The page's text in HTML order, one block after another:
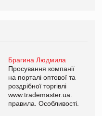
Брагина Людмила
Просування компанії
на порталі оптової та
роздрібної торгівлі
www.trademaster.ua.
правила. Особливості.